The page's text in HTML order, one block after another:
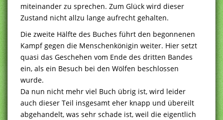
miteinander zu sprechen. Zum Glück wird dieser
Zustand nicht allzu lange aufrecht gehalten.
Die zweite Hälfte des Buches führt den begonnenen
Kampf gegen die Menschenkönigin weiter. Hier setzt
quasi das Geschehen vom Ende des dritten Bandes
ein, als ein Besuch bei den Wölfen beschlossen
wurde.
Da nun nicht mehr viel Buch übrig ist, wird leider
auch dieser Teil insgesamt eher knapp und übereilt
abgehandelt, was sehr schade ist, weil die eigentlich